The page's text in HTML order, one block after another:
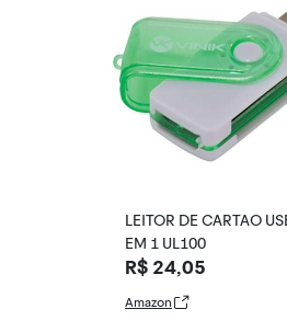
LEITOR DE CARTAO
EM 1 UL100
R$ 24,05
Amazon